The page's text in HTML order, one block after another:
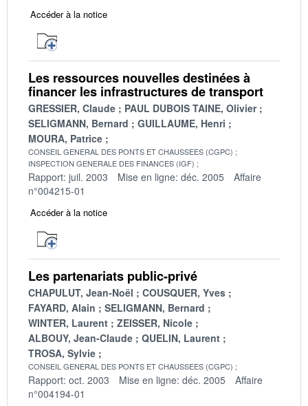
Accéder à la notice
Les ressources nouvelles destinées à
financer les infrastructures de transport
GRESSIER, Claude
PAUL DUBOIS TAINE, Olivier
SELIGMANN, Bernard
GUILLAUME, Henri
MOURA, Patrice
CONSEIL GENERAL DES PONTS ET CHAUSSEES (CGPC)
INSPECTION GENERALE DES FINANCES (IGF)
Rapport: juil. 2003 Mise en ligne: déc. 2005
Affaire
n°004215-01
Accéder à la notice
Les partenariats public-privé
CHAPULUT, Jean-Noël
COUSQUER, Yves
FAYARD, Alain
SELIGMANN, Bernard
WINTER, Laurent
ZEISSER, Nicole
ALBOUY, Jean-Claude
QUELIN, Laurent
TROSA, Sylvie
CONSEIL GENERAL DES PONTS ET CHAUSSEES (CGPC)
Rapport: oct. 2003 Mise en ligne: déc. 2005
Affaire
n°004194-01